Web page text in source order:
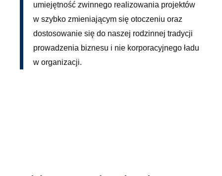
umiejętność zwinnego realizowania projektów
w szybko zmieniającym się otoczeniu oraz
dostosowanie się do naszej rodzinnej tradycji
prowadzenia biznesu i nie korporacyjnego ładu
w organizacji.